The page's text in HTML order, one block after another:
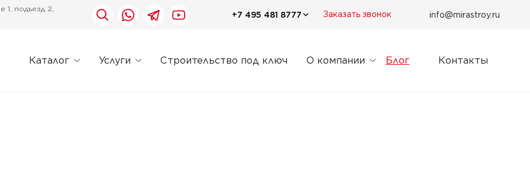
1, подъезд 2,
+7 495 481 8777 Заказать звонок info@mirastroy.ru
Каталог Услуги Строительство под ключ О компании Блог Контакты